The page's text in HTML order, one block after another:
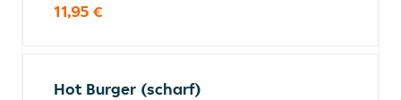
11,95 €
Hot Burger (scharf)